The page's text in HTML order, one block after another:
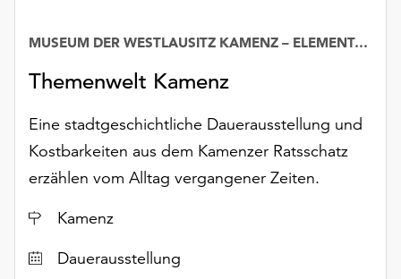
Datenschutzerklärung
dem
Themenwelt Kamenz
MUSEUM DER WESTLAUSITZ KAMENZ – ELEMENTARIUM
Eine stadtgeschichtliche Dauerausstellung und
Kostbarkeiten aus dem Kamenzer Ratsschatz
erzählen vom Alltag vergangener Zeiten.
Ort
Kamenz
Datum
Dauerausstellung